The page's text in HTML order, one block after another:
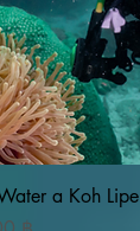
Vista rapida
a Koh Lipe